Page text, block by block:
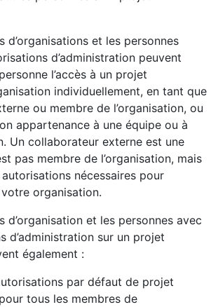
d’organisations et les personnes
d’administration peuvent
l’accès à un projet
individuellement, en tant que
ou membre de l’organisation, ou
appartenance à une équipe ou à
Un collaborateur externe est une
pas membre de l’organisation, mais
nécessaires pour
organisation.
d’organisation et les personnes avec
d’administration sur un projet
également :
par défaut de projet
tous les membres de